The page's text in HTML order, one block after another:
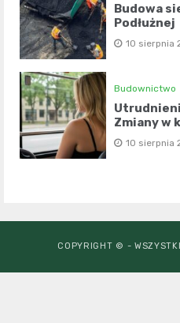
Budowa
Podłużnej
10 sierpnia
Budownictwo
Zmiany w
10 sierpnia
COPYRIGHT © -